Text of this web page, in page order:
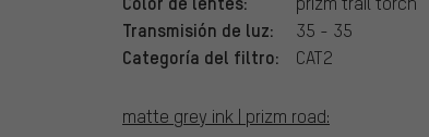
Transmisión de luz: 35 - 35
Categoría del filtro: CAT2
matte grey ink | prizm road: